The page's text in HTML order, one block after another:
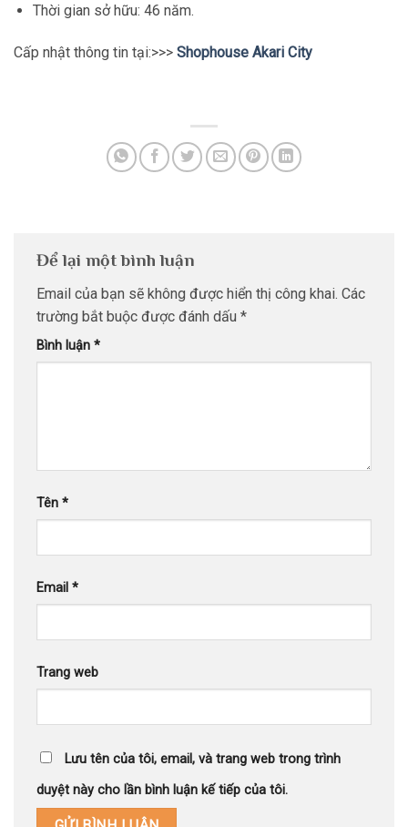
Thời gian sở hữu: 46 năm.
Cấp nhật thông tin tại:>>> Shophouse Akari City
Để lại một bình luận
Email của bạn sẽ không được hiển thị công khai. Các
trường bắt buộc được đánh dấu *
Bình luận *
Tên *
Email *
Trang web
Lưu tên của tôi, email, và trang web trong trình
duyệt này cho lần bình luận kế tiếp của tôi.